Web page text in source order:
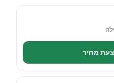
מחיר